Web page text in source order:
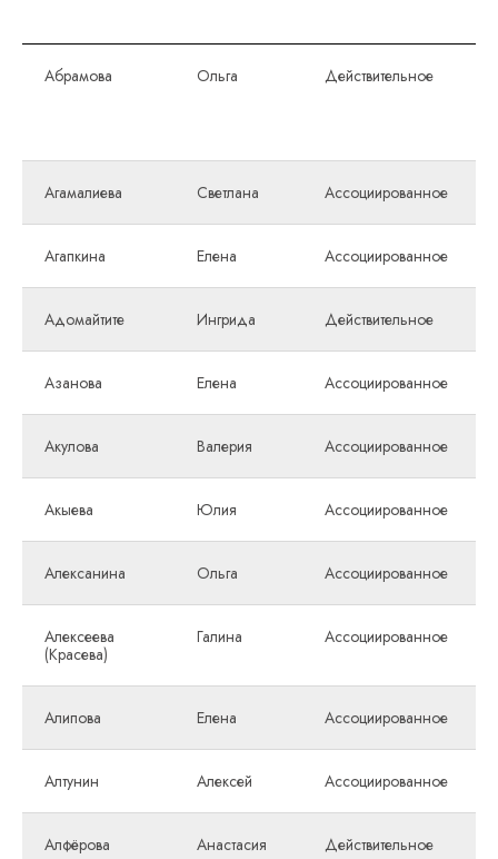
Абрамова Ольга Действительное
Агамалиева Светлана Ассоциированное
Агапкина Елена Ассоциированное
Адомайтите Ингрида Действительное
Азанова Елена Ассоциированное
Акулова Валерия Ассоциированное
Акыева Юлия Ассоциированное
Алексанина Ольга Ассоциированное
Алексеева
(Красева)
Галина Ассоциированное
Алипова Елена Ассоциированное
Алтунин Алексей Ассоциированное
Алфёрова Анастасия Действительное